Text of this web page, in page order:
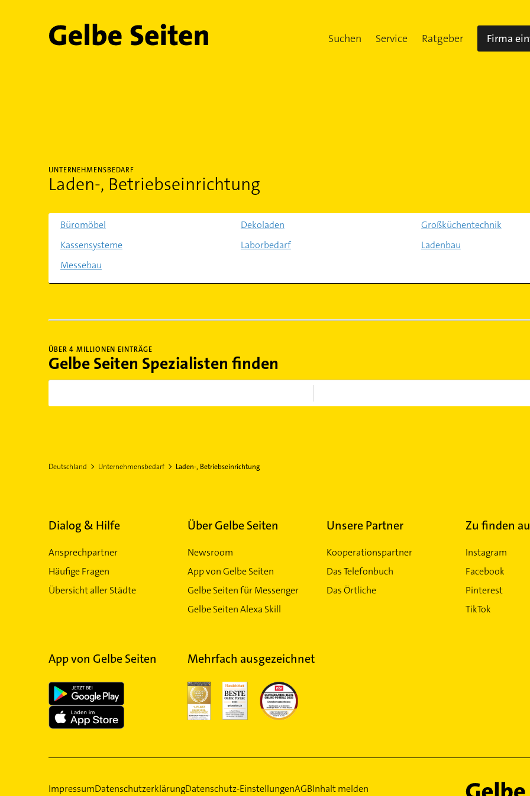
Gelbe Seiten Suchen Service Ratgeber Firma
UNTERNEHMENSBEDARF
Laden-, Betriebseinrichtung
Büromöbel Dekoladen
Großküchentechnik
Kassensysteme
Laborbedarf
Ladenbau
Messebau
ÜBER 4 MILLIONEN EINTRÄGE
Gelbe Seiten Spezialisten finden
Deutschland Unternehmensbedarf Laden-, Betriebseinrichtung
Dialog & Hilfe
Ansprechpartner
Häufige Fragen
Übersicht aller Städte
Über Gelbe Seiten
Newsroom
App von Gelbe Seiten
Gelbe Seiten für Messenger
Gelbe Seiten Alexa Skill
Unsere Partner
Kooperationspartner
Das Telefonbuch
Das Örtliche
Zu finden
Instagram
Facebook
Pinterest
TikTok
App von Gelbe Seiten Mehrfach ausgezeichnet
ImpressumDatenschutzerklärungDatenschutz-EinstellungenAGBInhalt melden